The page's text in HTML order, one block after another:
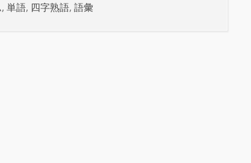
, 単語, 四字熟語, 語彙